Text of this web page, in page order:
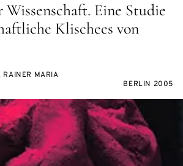
Wissenschaft. Eine Studie
Klischees von
RAINER MARIA
BERLIN 2005